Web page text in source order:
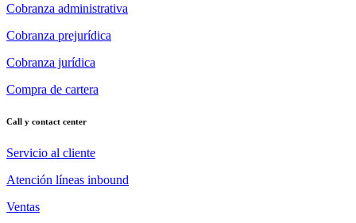
Cobranza administrativa
Cobranza prejurídica
Cobranza jurídica
Compra de cartera
Call y contact center
Servicio al cliente
Atención líneas inbound
Ventas